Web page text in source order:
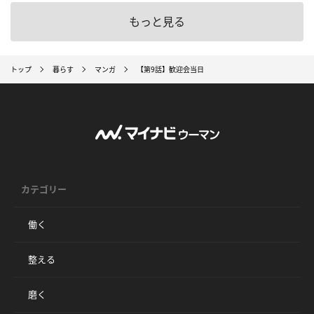
もっと見る
トップ 暮らす マンガ 【第9話】歓迎会当日
カテゴリー
働く
整える
磨く